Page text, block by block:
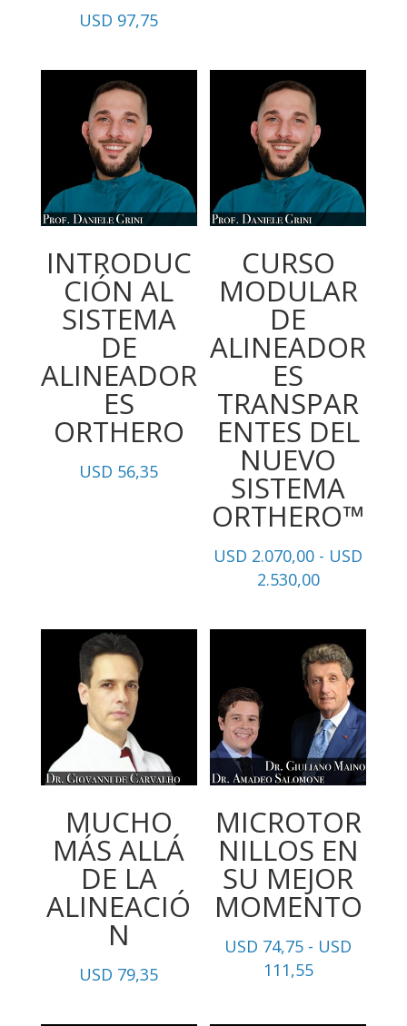
USD 97,75
INTRODUC
CIÓN AL
SISTEMA
DE
ALINEADOR
ES
ORTHERO
USD 56,35
CURSO
MODULAR
DE
ALINEADOR
ES
TRANSPAR
ENTES DEL
NUEVO
SISTEMA
ORTHERO™
USD 2.070,00 - USD
2.530,00Rango
precios:
desde
USD
2.070,00
hasta
USD
2.530,00
MUCHO
MÁS ALLÁ
DE LA
ALINEACIÓ
N
USD 79,35
MICROTOR
NILLOS EN
SU MEJOR
MOMENTO
USD 74,75 - USD
111,55Rango